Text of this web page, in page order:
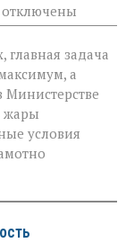
к
стоить
— о
отключены
главная задача
а
Министерстве
жары
условия